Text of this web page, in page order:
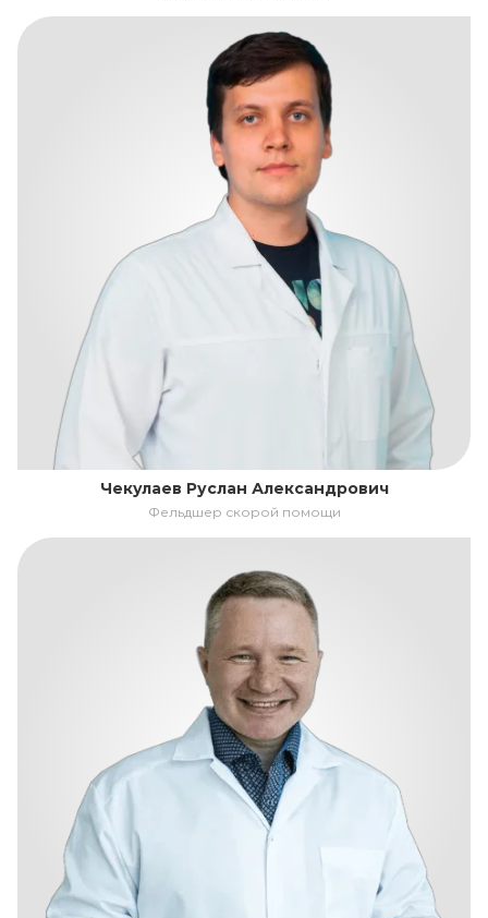
Чекулаев Руслан Александрович
Фельдшер скорой помощи